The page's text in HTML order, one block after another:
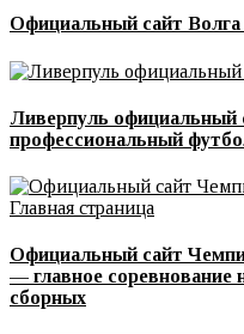
Официальный сайт
Ливерпуль официальный
профессиональный
Официальный сайт
— главное соревнование
сборных